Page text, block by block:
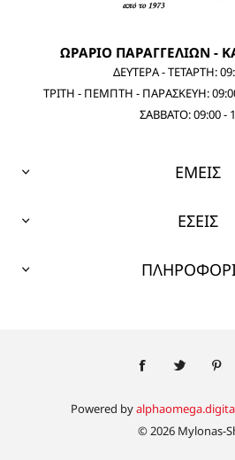
ΩΡΑΡΙΟ ΠΑΡΑΓΓΕΛΙΩΝ -
ΔΕΥΤΕΡΑ - ΤΕΤΑΡΤΗ:
ΤΡΙΤΗ - ΠΕΜΠΤΗ - ΠΑΡΑΣΚΕΥΗ:
ΣΑΒΒΑΤΟ: 09:00 -
ΕΜΕΙΣ
ΕΣΕΙΣ
Powered by
© 2026 Mylonas-